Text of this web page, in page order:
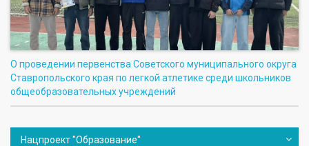
О проведении первенства Советского муниципального округа
Ставропольского края по легкой атлетике среди школьников
общеобразовательных учреждений
Нацпроект "Образование"